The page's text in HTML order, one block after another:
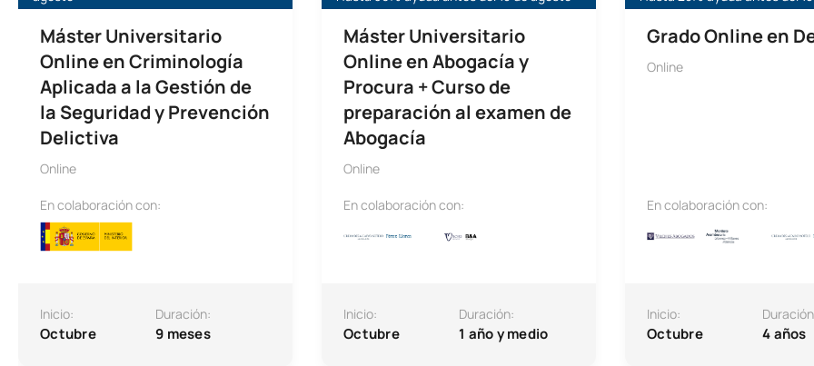
Máster Universitario
Online en Criminología
Aplicada a la Gestión de
la Seguridad y Prevención
Delictiva
Online
En colaboración con:
Inicio:
Octubre
Duración:
9 meses
Máster Universitario
Online en Abogacía y
Procura + Curso de
preparación al examen de
Abogacía
Online
En colaboración con:
Inicio:
Octubre
Duración:
1 año y medio
Grado Online en
Online
En colaboración con:
Inicio:
Octubre 4 años